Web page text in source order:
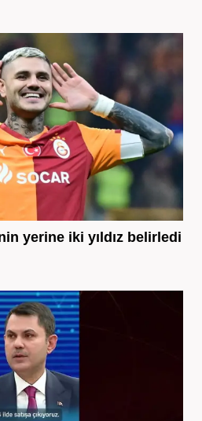
yerine iki yıldız belirledi